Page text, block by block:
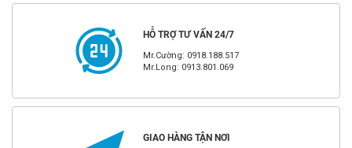
HỖ TRỢ TƯ VẤN 24/7
Mr.Cường: 0918.188.517
Mr.Long: 0913.801.069
GIAO HÀNG TẬN NƠI